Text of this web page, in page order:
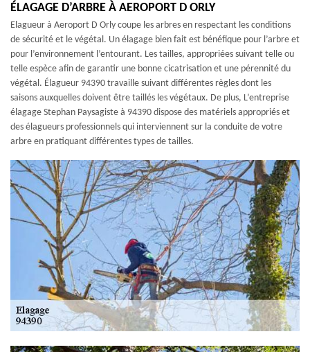
ÉLAGAGE D’ARBRE À AEROPORT D ORLY
Elagueur à Aeroport D Orly coupe les arbres en respectant les conditions
de sécurité et le végétal. Un élagage bien fait est bénéfique pour l’arbre et
pour l’environnement l’entourant. Les tailles, appropriées suivant telle ou
telle espèce afin de garantir une bonne cicatrisation et une pérennité du
végétal. Élagueur 94390 travaille suivant différentes règles dont les
saisons auxquelles doivent être taillés les végétaux. De plus, L’entreprise
élagage Stephan Paysagiste à 94390 dispose des matériels appropriés et
des élagueurs professionnels qui interviennent sur la conduite de votre
arbre en pratiquant différentes types de tailles.